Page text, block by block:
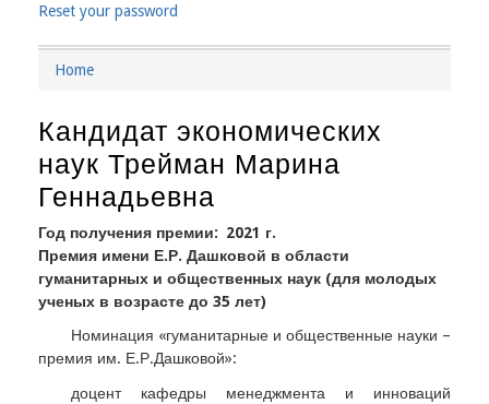
Reset your password
Breadcrumb
Home
Кандидат экономических
наук Трейман Марина
Геннадьевна
Год получения премии
2021 г.
Премия имени Е.Р. Дашковой в области
гуманитарных и общественных наук (для молодых
ученых в возрасте до 35 лет)
Номинация «гуманитарные и общественные науки –
премия им. Е.Р.Дашковой»:
доцент кафедры менеджмента и инноваций